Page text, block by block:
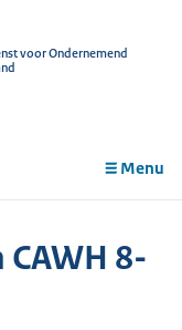
voor Ondernemend
Menu
8-